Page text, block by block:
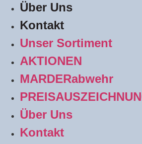
Über Uns
Kontakt
Unser Sortiment
AKTIONEN
MARDERabwehr
Über Uns
Kontakt